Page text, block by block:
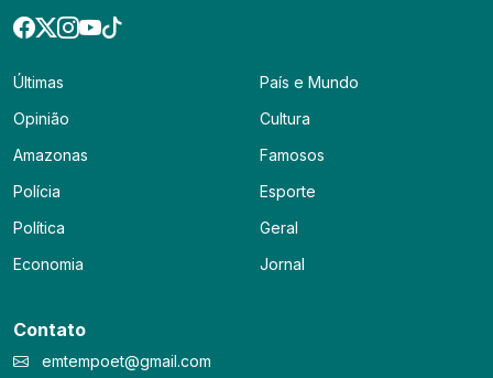
Últimas
Opinião
Amazonas
Polícia
Política
Economia
País e Mundo
Cultura
Famosos
Esporte
Geral
Jornal
Contato
emtempoet@gmail.com